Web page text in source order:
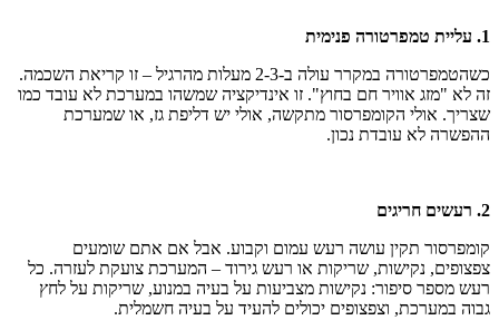
1. עליית טמפרטורה פנימית
כשהטמפרטורה במקרר עולה ב-2-3 מעלות מהרגיל – זו קריאת השכמה.
זה לא "מזג אוויר חם בחוץ". זו אינדיקציה שמשהו במערכת לא עובד כמו
שצריך. אולי הקומפרסור מתקשה, אולי יש דליפת גז, או שמערכת
ההפשרה לא עובדת נכון.
2. רעשים חריגים
קומפרסור תקין עושה רעש עמום וקבוע. אבל אם אתם שומעים
צפצופים, נקישות, שריקות או רעש גירוד – המערכת צועקת לעזרה. כל
רעש מספר סיפור: נקישות מצביעות על בעיה במנוע, שריקות על לחץ
גבוה במערכת, וצפצופים יכולים להעיד על בעיה חשמלית.